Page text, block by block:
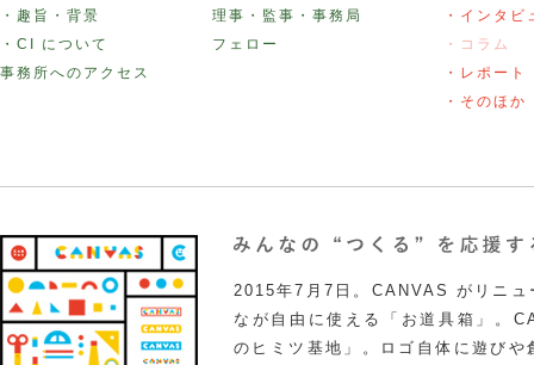
・趣旨・背景
・CI について
事務所へのアクセス
理事・監事・事務局
フェロー
・インタビ
・コラム
・レポート
・そのほか
2015年7月7日。CANVAS がリニュ
なが自由に使える「お道具箱」。
のヒミツ基地」。ロゴ自体に遊び